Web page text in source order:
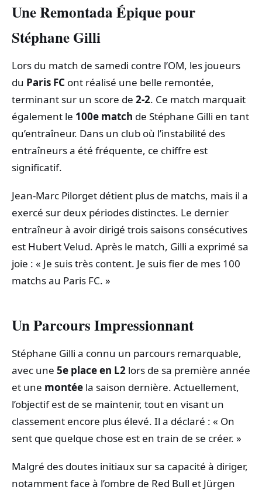
Une Remontada Épique pour
Stéphane Gilli
Lors du match de samedi contre l’OM, les joueurs
du Paris FC ont réalisé une belle remontée,
terminant sur un score de 2-2. Ce match marquait
également le 100e match de Stéphane Gilli en tant
qu’entraîneur. Dans un club où l’instabilité des
entraîneurs a été fréquente, ce chiffre est
significatif.
Jean-Marc Pilorget détient plus de matchs, mais il a
exercé sur deux périodes distinctes. Le dernier
entraîneur à avoir dirigé trois saisons consécutives
est Hubert Velud. Après le match, Gilli a exprimé sa
joie : « Je suis très content. Je suis fier de mes 100
matchs au Paris FC. »
Un Parcours Impressionnant
Stéphane Gilli a connu un parcours remarquable,
avec une 5e place en L2 lors de sa première année
et une montée la saison dernière. Actuellement,
l’objectif est de se maintenir, tout en visant un
classement encore plus élevé. Il a déclaré : « On
sent que quelque chose est en train de se créer. »
Malgré des doutes initiaux sur sa capacité à diriger,
notamment face à l’ombre de Red Bull et Jürgen